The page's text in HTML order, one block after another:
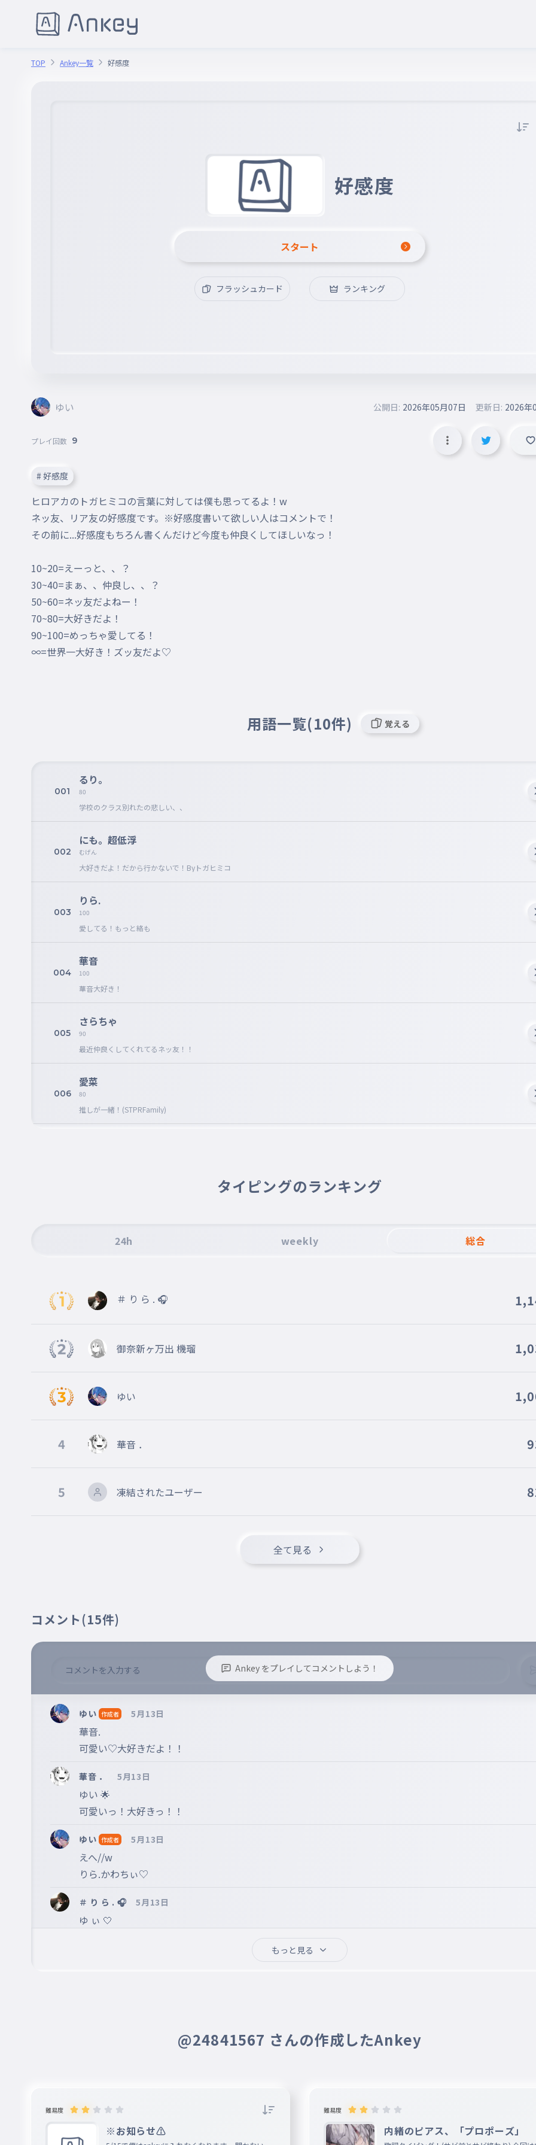
TOP Ankey一覧 好感度
好感度
スタート
フラッシュカード ランキング
ゆい 公開日: 2026年05月07日 更新日: 2026年
プレイ回数 9
# 好感度
ヒロアカのトガヒミコの言葉に対しては僕も思ってるよ！w
ネッ友、リア友の好感度です。※好感度書いて欲しい人はコメントで！
その前に...好感度もちろん書くんだけど今度も仲良くしてほしいなっ！
10~20=えーっと、、？
30~40=まぁ、、仲良し、、？
50~60=ネッ友だよねー！
70~80=大好きだよ！
90~100=めっちゃ愛してる！
∞=世界一大好き！ズッ友だよ♡
用語一覧(10件) 覚える
001
るり。
80
学校のクラス別れたの悲しい、、
002
にも。超低浮
むげん
大好きだよ！だから行かないで！Byトガヒミコ
003
りら.
100
愛してる！もっと絡も
004
華音
100
華音大好き！
005
さらちゃ
90
最近仲良くしてくれてるネッ友！！
006
愛菜
80
推しが一緒！(STPRFamily)
まじでいるから！？
本当にごめんね
タイピングのランキング
24h weekly 総合
＃ り ら . 🎧
御奈新ヶ万出 機瑠
ゆい
4 華音 ．
5 凍結されたユーザー
全て見る
コメント (15件)
Ankey をプレイしてコメントしよう！
※コメントするには、ログインが必要です。
ゆい 作成者 5月13日
華音.
可愛い♡大好きだよ！！
華音 ． 5月13日
ゆい 🌟
可愛いっ！大好きっ！！
ゆい 作成者 5月13日
えへ//w
りら.かわちぃ♡
＃ り ら . 🎧 5月13日
ゆ ぃ 🤍
この前のことについてですが僕も少しムキになっていた気がします。すいませんでした
いーよ♡やったぁ💕からも！
＃ り ら . 🎧 5月09日
もっと見る
@24841567 さんの作成したAnkey
難易度
※お知らせ⚠️
難易度
内緒のピアス、「プロポーズ」